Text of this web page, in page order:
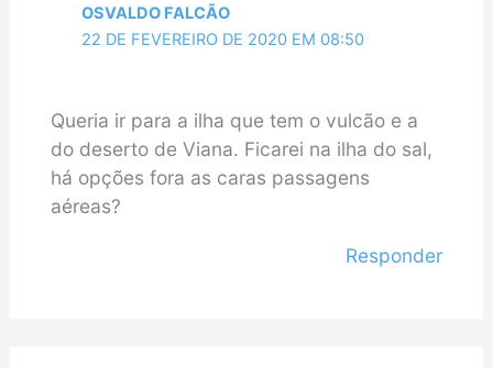
OSVALDO FALCÃO
22 DE FEVEREIRO DE 2020 EM 08:50
Queria ir para a ilha que tem o vulcão e a
do deserto de Viana. Ficarei na ilha do sal,
há opções fora as caras passagens
aéreas?
Responder